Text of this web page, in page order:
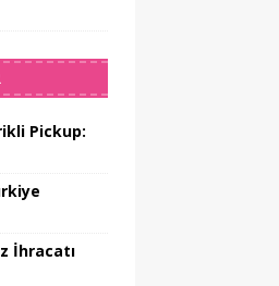
Pickup:
İhracatı